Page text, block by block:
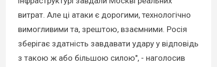
витрат. Але ці атаки є дорогими, технологічно
вимогливими та, зрештою, взаємними. Росія
зберігає здатність завдавати удару у відповідь
з такою ж або більшою силою", - наголосив